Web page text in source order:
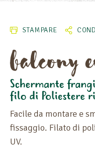
STAMPARE
balcony
Schermante
filo di Poliestere
Facile da montare e
fissaggio. Filato di
UV.
ALTEZZA
LUNGHEZZA